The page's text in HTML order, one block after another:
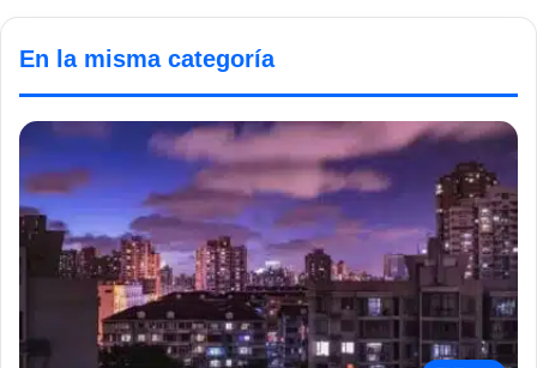
En la misma categoría